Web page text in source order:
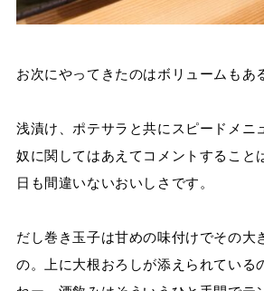
お次にやってきたのはボリュームもあ
浅漬け、ポテサラと共にスピードメニ
奴に関してはあえてコメントすること
日も間違いないおいしさです。
だし巻き玉子は甘めの味付けでその大
の。上に大根おろしが添えられている